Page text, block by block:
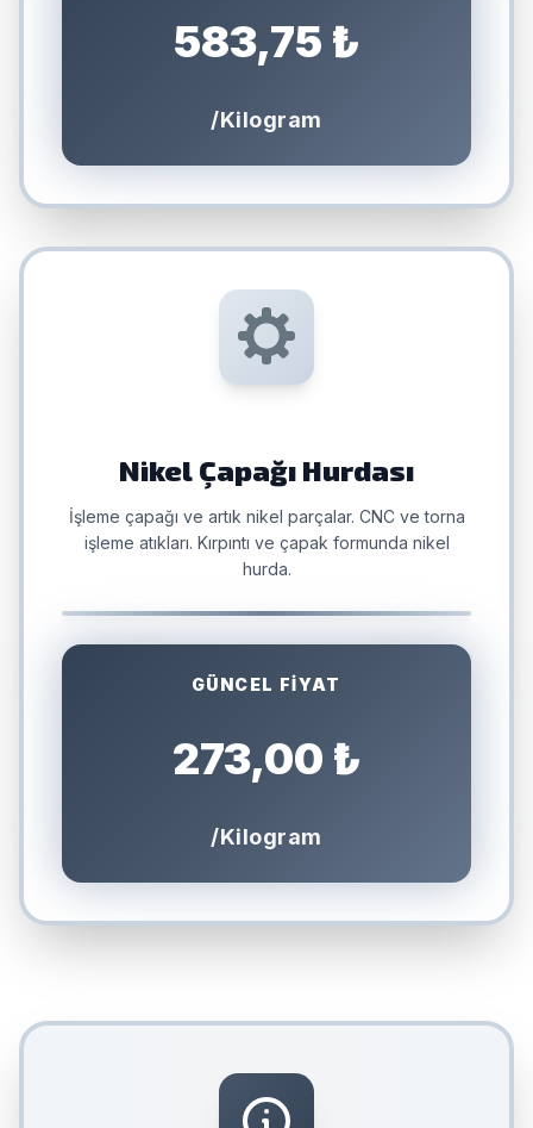
583,75 ₺
/Kilogram
Nikel Çapağı Hurdası
İşleme çapağı ve artık nikel parçalar. CNC ve torna
işleme atıkları. Kırpıntı ve çapak formunda nikel
hurda.
GÜNCEL FİYAT
273,00 ₺
/Kilogram